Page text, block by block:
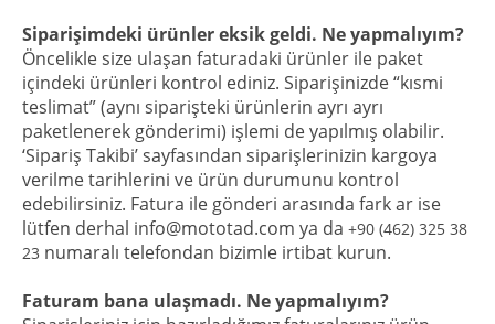
Siparişimdeki ürünler eksik geldi. Ne yapmalıyım?
Öncelikle size ulaşan faturadaki ürünler ile paket
içindeki ürünleri kontrol ediniz. Siparişinizde “kısmi
teslimat” (aynı siparişteki ürünlerin ayrı ayrı
paketlenerek gönderimi) işlemi de yapılmış olabilir.
‘Sipariş Takibi’ sayfasından siparişlerinizin kargoya
verilme tarihlerini ve ürün durumunu kontrol
edebilirsiniz. Fatura ile gönderi arasında fark ar ise
lütfen derhal info@mototad.com ya da +90 (462) 325 38
23 numaralı telefondan bizimle irtibat kurun.
Faturam bana ulaşmadı. Ne yapmalıyım?